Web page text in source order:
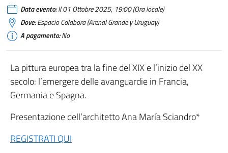
Data evento:Il 01 Ottobre 2025, 19:00 (Ora locale)
Dove:Espacio Colabora (Arenal Grande y Uruguay)
A pagamento:No
La pittura europea tra la fine del XIX e l’inizio del XX
secolo: l’emergere delle avanguardie in Francia,
Germania e Spagna.
Presentazione dell’architetto Ana María Sciandro*
REGISTRATI QUI